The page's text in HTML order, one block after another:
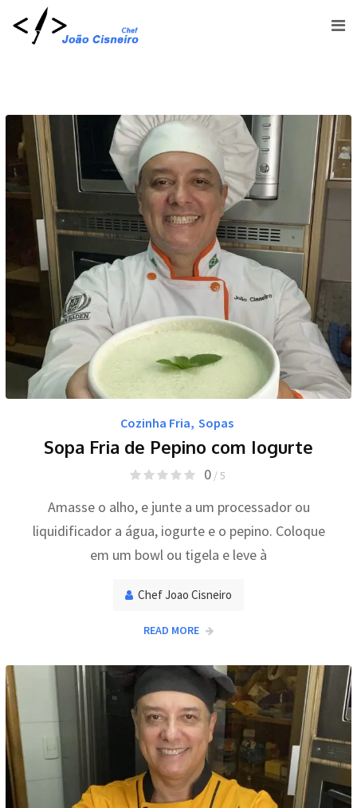
Cozinha Fria, Sopas
Sopa Fria de Pepino com Iogurte
0/ 5
Amasse o alho, e junte a um processador ou
liquidificador a água, iogurte e o pepino. Coloque
em um bowl ou tigela e leve à
Chef Joao Cisneiro
READ MORE